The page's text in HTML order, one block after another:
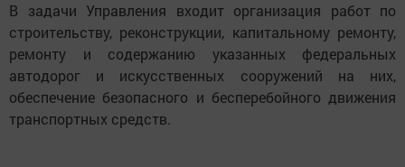
В задачи Управления входит организация работ по
строительству, реконструкции, капитальному ремонту,
ремонту и содержанию указанных федеральных
автодорог и искусственных сооружений на них,
обеспечение безопасного и бесперебойного движения
транспортных средств.